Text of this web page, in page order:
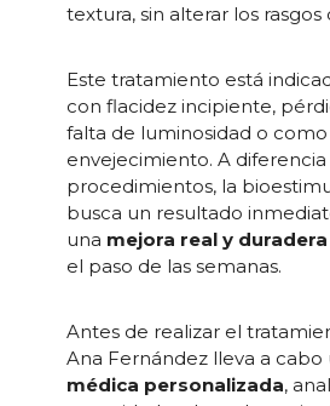
textura, sin alterar los rasgos
Este tratamiento está
con flacidez incipiente,
falta de luminosidad o
envejecimiento. A
procedimientos, la
busca un resultado
una mejora real y
el paso de las semanas.
Antes de realizar el
Ana Fernández lleva a cabo
médica personalizada,